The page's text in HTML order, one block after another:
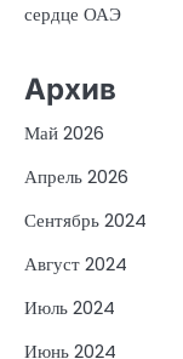
сердце ОАЭ
Архив
Май 2026
Апрель 2026
Сентябрь 2024
Август 2024
Июль 2024
Июнь 2024